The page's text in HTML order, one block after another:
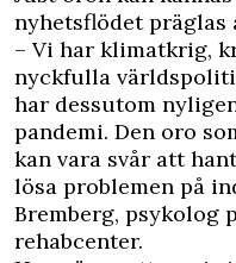
nyhetsflödet präglas
– Vi har klimatkrig,
nyckfulla
har dessutom
pandemi. Den oro
kan vara svår att
lösa problemen på
Bremberg, psykolog
rehabcenter.